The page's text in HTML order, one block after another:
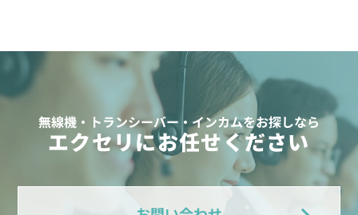
無線機・トランシーバー・インカムをお探しなら
エクセリにお任せください